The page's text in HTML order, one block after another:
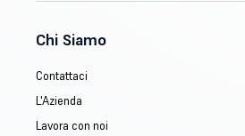
Chi Siamo
Contattaci
L'Azienda
Lavora con noi